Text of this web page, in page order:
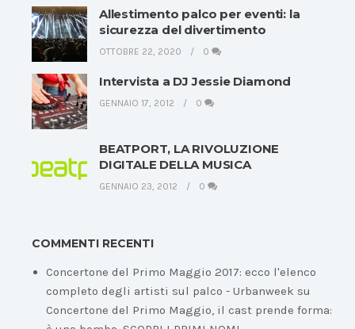
Allestimento palco per eventi: la
sicurezza del divertimento
OTTOBRE 22, 2020 0
Intervista a DJ Jessie Diamond
GENNAIO 17, 2012 0
BEATPORT, LA RIVOLUZIONE
DIGITALE DELLA MUSICA
GENNAIO 23, 2012 0
COMMENTI RECENTI
Concertone del Primo Maggio 2017: ecco l'elenco
completo degli artisti sul palco - Urbanweek su
Concertone del Primo Maggio, il cast prende forma: